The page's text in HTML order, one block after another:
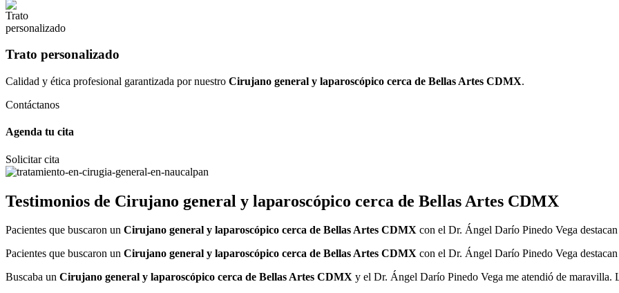
Trato personalizado
Calidad y ética profesional garantizada por nuestro Cirujano general y laparoscópico cerca de Bellas Artes CDMX.
Contáctanos
Agenda tu cita
Solicitar cita
Testimonios de Cirujano general y laparoscópico cerca de Bellas Artes CDMX
Pacientes que buscaron un Cirujano general y laparoscópico cerca de Bellas Artes CDMX con el Dr. Ángel Darío Pinedo Vega
Pacientes que buscaron un Cirujano general y laparoscópico cerca de Bellas Artes CDMX con el Dr. Ángel Darío Pinedo Vega
Buscaba un Cirujano general y laparoscópico cerca de Bellas Artes CDMX y el Dr. Ángel Darío Pinedo Vega me atendió de maravilla.